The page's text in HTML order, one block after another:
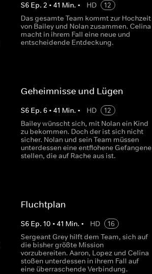
S6 Ep.2 •41 Min. • HD
12
Das gesamte Team kommt zur Hochzeit
von Bailey und Nolan zusammen. Celina
macht in ihrem Fall eine neue und
entscheidende Entdeckung.
Geheimnisse und Lügen
S6 Ep.6 •41 Min. • HD
12
Bailey wünscht sich, mit Nolan ein Kind
zu bekommen. Doch der ist sich nicht
sicher. Nolan und sein Team müssen
unterdessen eine entflohene Gefangene
stellen, die auf Rache aus ist.
Fluchtplan
S6 Ep.10 •41 Min. • HD
16
Sergeant Grey hilft dem Team, sich auf
die bisher größte Mission
vorzubereiten. Aaron, Lopez und Celina
stoßen unterdessen in ihrem Fall auf
eine überraschende Verbindung.